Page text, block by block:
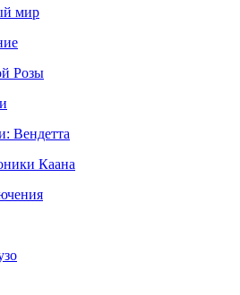
мир
Розы
Вендетта
Каана